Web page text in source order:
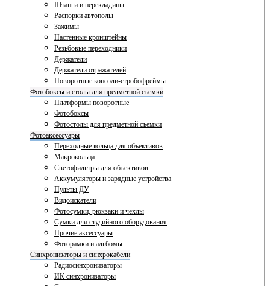
Штанги и перекладины
Распорки автополы
Зажимы
Настенные кронштейны
Резьбовые переходники
Держатели
Держатели отражателей
Поворотные консоли-стробофреймы
Фотобоксы и столы для предметной съемки
Платформы поворотные
Фотобоксы
Фотостолы для предметной съемки
Фотоаксессуары
Переходные кольца для объективов
Макрокольца
Светофильтры для объективов
Аккумуляторы и зарядные устройства
Пульты ДУ
Видоискатели
Фотосумки, рюкзаки и чехлы
Сумки для студийного оборудования
Прочие аксессуары
Фоторамки и альбомы
Синхронизаторы и синхрокабели
Радиосинхронизаторы
ИК синхронизаторы